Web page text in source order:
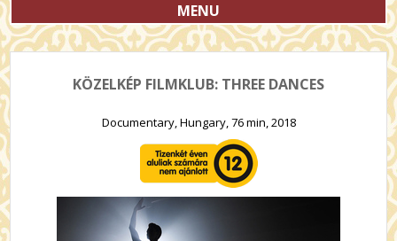
MENU
KÖZELKÉP FILMKLUB: THREE DANCES
Documentary, Hungary, 76 min, 2018